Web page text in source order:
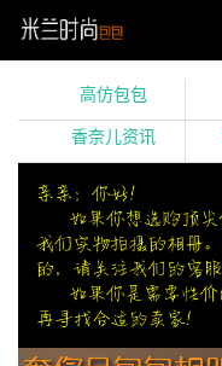
高仿包包
香奈儿资讯